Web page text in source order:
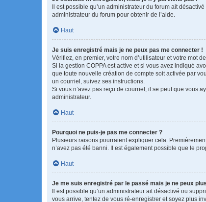
Il est possible qu’un administrateur du forum ait
administrateur du forum pour obtenir de l’aide.
Haut
Je suis enregistré mais je ne peux pas me connecter !
Vérifiez, en premier, votre nom d’utilisateur et votre mot
Si la gestion COPPA est active et si vous avez indiqué
que toute nouvelle création de compte soit activée par
un courriel, suivez ses instructions.
Si vous n’avez pas reçu de courriel, il se peut que vous
administrateur.
Haut
Pourquoi ne puis-je pas me connecter ?
Plusieurs raisons pourraient expliquer cela.
n’avez pas été banni. Il est également possible que le
Haut
Je me suis enregistré par le passé mais je ne peux
Il est possible qu’un administrateur ait désactivé ou
vous arrive, tentez de vous ré-enregistrer et soyez plus